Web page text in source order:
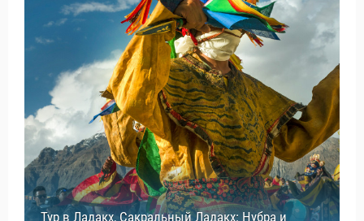
Тур в Ладакх, Сакральный Ладакх: Нубра и